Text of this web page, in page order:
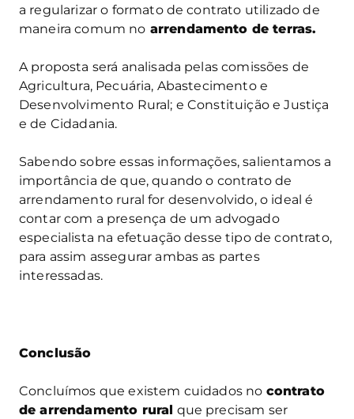
a regularizar o formato de contrato utilizado de
maneira comum no arrendamento de terras.
A proposta será analisada pelas comissões de
Agricultura, Pecuária, Abastecimento e
Desenvolvimento Rural; e Constituição e Justiça
e de Cidadania.
Sabendo sobre essas informações, salientamos a
importância de que, quando o contrato de
arrendamento rural for desenvolvido, o ideal é
contar com a presença de um advogado
especialista na efetuação desse tipo de contrato,
para assim assegurar ambas as partes
interessadas.
Conclusão
Concluímos que existem cuidados no contrato
de arrendamento rural que precisam ser